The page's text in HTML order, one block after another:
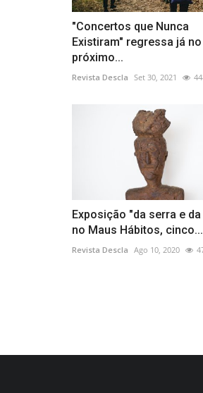
"Concertos que Nunca
Existiram" regressa já no
próximo...
Revista Descla Set 30, 2021
Exposição "da serra e
no Maus Hábitos, cinco...
Revista Descla Ago 10, 2020